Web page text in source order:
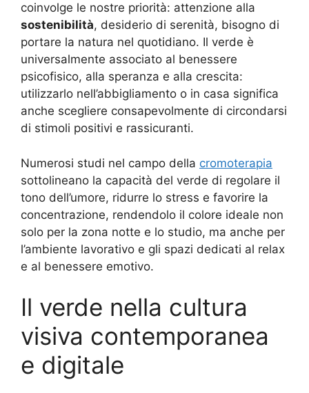
coinvolge le nostre priorità: attenzione alla
sostenibilità, desiderio di serenità, bisogno di
portare la natura nel quotidiano. Il verde è
universalmente associato al benessere
psicofisico, alla speranza e alla crescita:
utilizzarlo nell’abbigliamento o in casa significa
anche scegliere consapevolmente di circondarsi
di stimoli positivi e rassicuranti.
Numerosi studi nel campo della cromoterapia
sottolineano la capacità del verde di regolare il
tono dell’umore, ridurre lo stress e favorire la
concentrazione, rendendolo il colore ideale non
solo per la zona notte e lo studio, ma anche per
l’ambiente lavorativo e gli spazi dedicati al relax
e al benessere emotivo.
Il verde nella cultura
visiva contemporanea
e digitale